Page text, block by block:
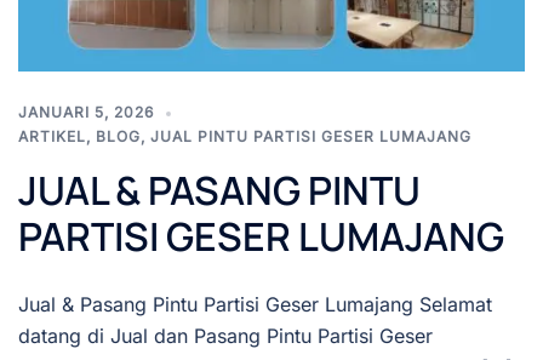
JANUARI 5, 2026
ARTIKEL, BLOG, JUAL PINTU PARTISI GESER LUMAJANG
JUAL & PASANG PINTU
PARTISI GESER LUMAJANG
Jual & Pasang Pintu Partisi Geser Lumajang Selamat
datang di Jual dan Pasang Pintu Partisi Geser